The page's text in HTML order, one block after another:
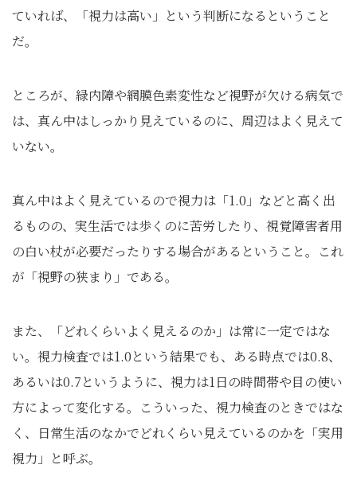
ていれば、「視力は高い」という判断になるということ
だ。
ところが、緑内障や網膜色素変性など視野が欠ける病気で
は、真ん中はしっかり見えているのに、周辺はよく見えて
いない。
真ん中はよく見えているので視力は「1.0」などと高く出
るものの、実生活では歩くのに苦労したり、視覚障害者用
の白い杖が必要だったりする場合があるということ。これ
が「視野の狭まり」である。
また、「どれくらいよく見えるのか」は常に一定ではな
い。視力検査では1.0という結果でも、ある時点では0.8、
あるいは0.7というように、視力は1日の時間帯や目の使い
方によって変化する。こういった、視力検査のときではな
く、日常生活のなかでどれくらい見えているのかを「実用
視力」と呼ぶ。